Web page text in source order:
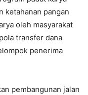
ketahanan pangan
oleh masyarakat
transfer dana
penerima
pembangunan jalan